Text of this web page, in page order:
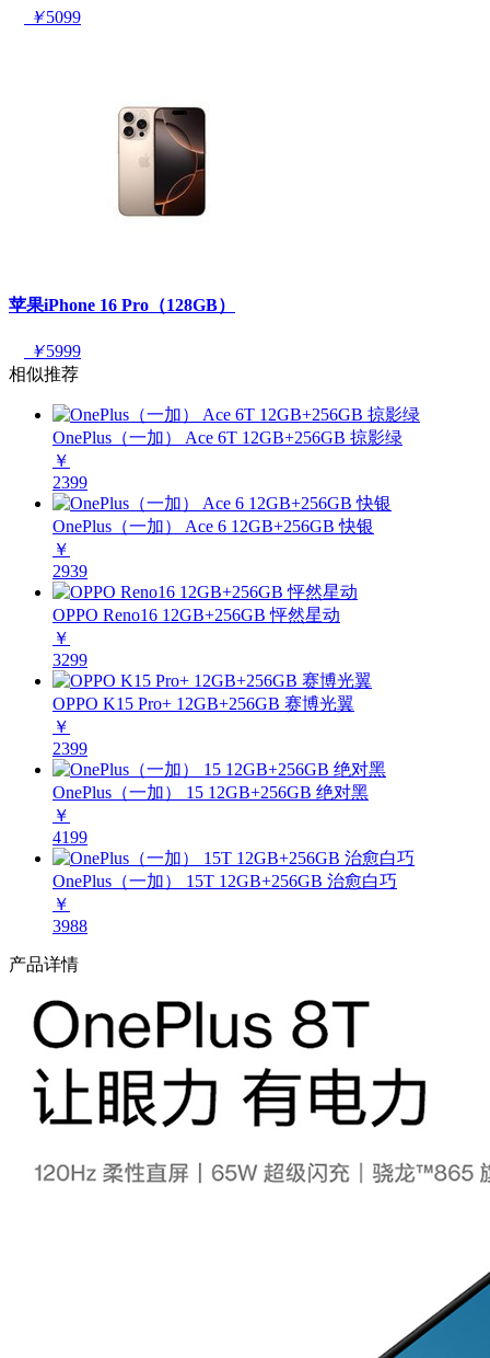
￥5099
苹果iPhone 16 Pro（128GB）
￥5999
相似推荐
OnePlus（一加） Ace 6T 12GB+256GB 掠影绿
￥
2399
OnePlus（一加） Ace 6 12GB+256GB 快银
￥
2939
OPPO Reno16 12GB+256GB 怦然星动
￥
3299
OPPO K15 Pro+ 12GB+256GB 赛博光翼
￥
2399
OnePlus（一加） 15 12GB+256GB 绝对黑
￥
4199
OnePlus（一加） 15T 12GB+256GB 治愈白巧
￥
3988
产品详情